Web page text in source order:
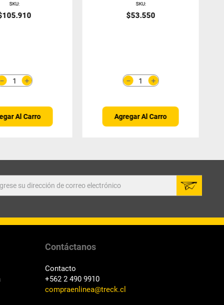
SKU:
105.910
＋
－
Al Carro
SKU:
$53.550
＋
－
Agregar Al Carro
Contáctanos
Contacto
+562 2 490 9910
compraenlinea@treck.cl